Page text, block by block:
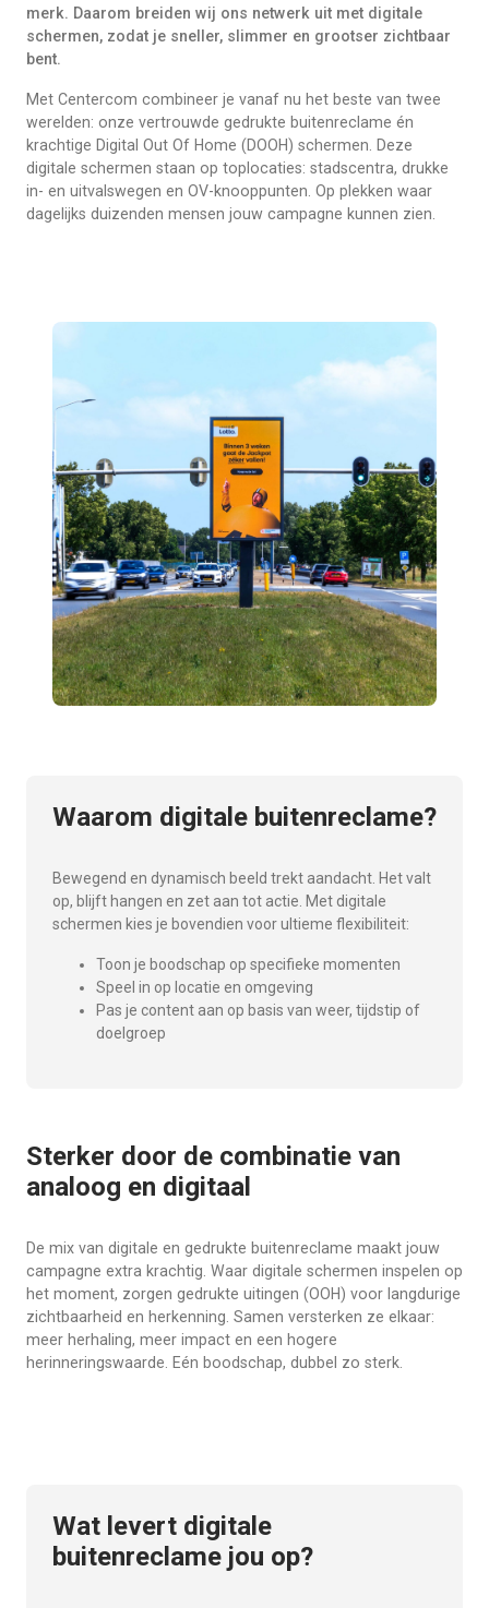
merk. Daarom breiden wij ons netwerk uit met digitale
schermen, zodat je sneller, slimmer en grootser zichtbaar
bent.
Met Centercom combineer je vanaf nu het beste van twee
werelden: onze vertrouwde gedrukte buitenreclame én
krachtige Digital Out Of Home (DOOH) schermen. Deze
digitale schermen staan op toplocaties: stadscentra, drukke
in- en uitvalswegen en OV-knooppunten. Op plekken waar
dagelijks duizenden mensen jouw campagne kunnen zien.
Waarom digitale buitenreclame?
Bewegend en dynamisch beeld trekt aandacht. Het valt
op, blijft hangen en zet aan tot actie. Met digitale
schermen kies je bovendien voor ultieme flexibiliteit:
Toon je boodschap op specifieke momenten
Speel in op locatie en omgeving
Pas je content aan op basis van weer, tijdstip of
doelgroep
Sterker door de combinatie van
analoog en digitaal
De mix van digitale en gedrukte buitenreclame maakt jouw
campagne extra krachtig. Waar digitale schermen inspelen op
het moment, zorgen gedrukte uitingen (OOH) voor langdurige
zichtbaarheid en herkenning. Samen versterken ze elkaar:
meer herhaling, meer impact en een hogere
herinneringswaarde. Eén boodschap, dubbel zo sterk.
Wat levert digitale
buitenreclame jou op?